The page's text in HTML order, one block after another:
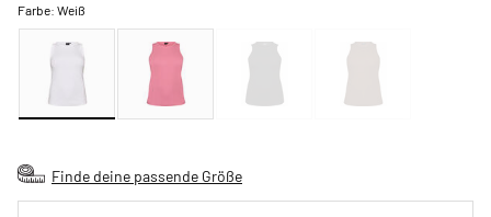
Farbe:Weiß
Finde deine passende Größe